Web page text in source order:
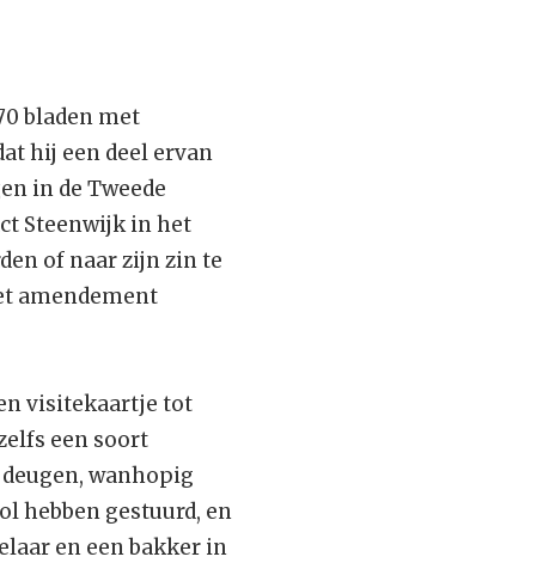
bladen met
hij een deel ervan
in de Tweede
Steenwijk in het
of naar zijn zin te
amendement
visitekaartje tot
een soort
wanhopig
hebben gestuurd, en
en een bakker in